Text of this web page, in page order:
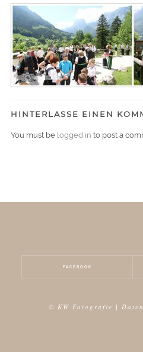
HINTERLASSE EINEN
You must be logged in to post a
FACEBOOK
© KW Fotografie |